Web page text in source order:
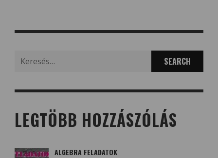
LEGTÖBB HOZZÁSZÓLÁS
ALGEBRA FELADATOK